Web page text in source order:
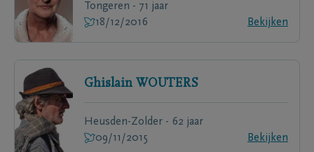
Tongeren - 71 jaar
18/12/2016
Bekijken
Ghislain WOUTERS
Heusden-Zolder - 62 jaar
09/11/2015
Bekijken